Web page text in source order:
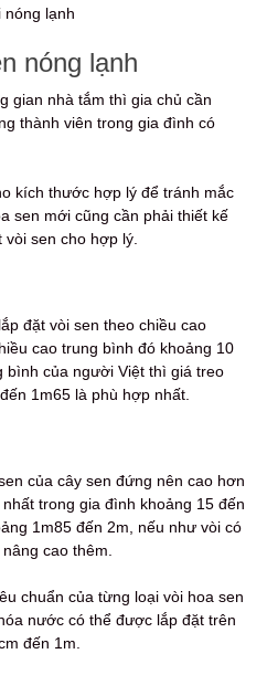
nóng lạnh
nóng lạnh
gian nhà tắm thì gia chủ cần
thành viên trong gia đình có
kích thước hợp lý để tránh mắc
sen mới cũng cần phải thiết kế
sen cho hợp lý.
đặt vòi sen theo chiều cao
cao trung bình đó khoảng 10
bình của người Việt thì giá treo
1m65 là phù hợp nhất.
của cây sen đứng nên cao hơn
trong gia đình khoảng 15 đến
1m85 đến 2m, nếu như vòi có
cao thêm.
chuẩn của từng loại vòi hoa sen
nước có thể được lắp đặt trên
đến 1m.